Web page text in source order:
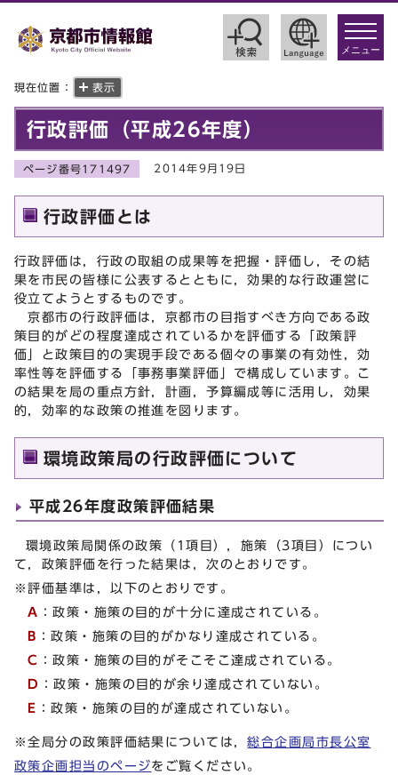
toggle
メニュー
現在位置： 表示
行政評価（平成26年度）
ページ番号171497 2014年9月19日
行政評価とは
行政評価は，行政の取組の成果等を把握・評価し，その結
果を市民の皆様に公表するとともに，効果的な行政運営に
役立てようとするものです。
京都市の行政評価は，京都市の目指すべき方向である政
策目的がどの程度達成されているかを評価する「政策評
価」と政策目的の実現手段である個々の事業の有効性，効
率性等を評価する「事務事業評価」で構成しています。こ
の結果を局の重点方針，計画，予算編成等に活用し，効果
的，効率的な政策の推進を図ります。
環境政策局の行政評価について
平成26年度政策評価結果
環境政策局関係の政策（1項目），施策（3項目）につい
て，政策評価を行った結果は，次のとおりです。
※評価基準は，以下のとおりです。
A ：政策・施策の目的が十分に達成されている。
B ：政策・施策の目的がかなり達成されている。
C ：政策・施策の目的がそこそこ達成されている。
D ：政策・施策の目的が余り達成されていない。
E ：政策・施策の目的が達成されていない。
※全局分の政策評価結果については，総合企画局市長公室
政策企画担当のページをご覧ください。